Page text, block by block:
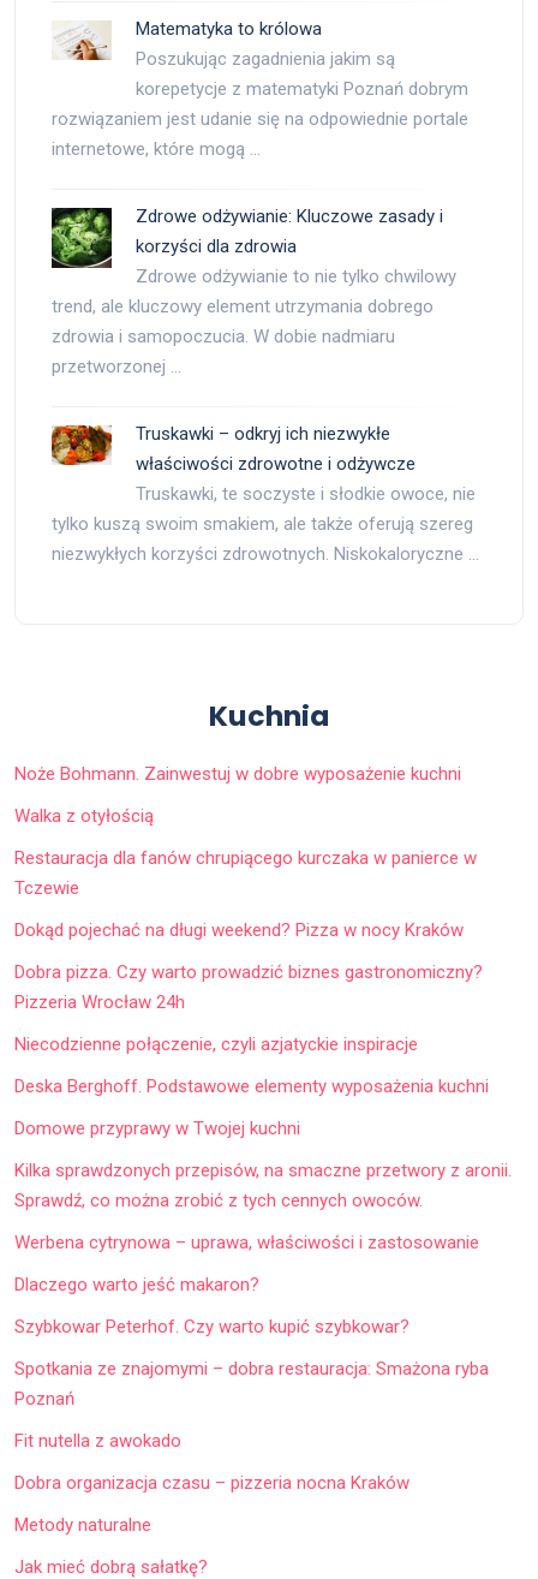
Matematyka to królowa
Poszukując zagadnienia jakim są
korepetycje z matematyki Poznań dobrym
rozwiązaniem jest udanie się na odpowiednie portale
internetowe, które mogą …
Zdrowe odżywianie: Kluczowe zasady i
korzyści dla zdrowia
Zdrowe odżywianie to nie tylko chwilowy
trend, ale kluczowy element utrzymania dobrego
zdrowia i samopoczucia. W dobie nadmiaru
przetworzonej …
Truskawki – odkryj ich niezwykłe
właściwości zdrowotne i odżywcze
Truskawki, te soczyste i słodkie owoce, nie
tylko kuszą swoim smakiem, ale także oferują szereg
niezwykłych korzyści zdrowotnych. Niskokaloryczne …
Kuchnia
Noże Bohmann. Zainwestuj w dobre wyposażenie kuchni
Walka z otyłością
Restauracja dla fanów chrupiącego kurczaka w panierce w
Tczewie
Dokąd pojechać na długi weekend? Pizza w nocy Kraków
Dobra pizza. Czy warto prowadzić biznes gastronomiczny?
Pizzeria Wrocław 24h
Niecodzienne połączenie, czyli azjatyckie inspiracje
Deska Berghoff. Podstawowe elementy wyposażenia kuchni
Domowe przyprawy w Twojej kuchni
Kilka sprawdzonych przepisów, na smaczne przetwory z aronii.
Sprawdź, co można zrobić z tych cennych owoców.
Werbena cytrynowa – uprawa, właściwości i zastosowanie
Dlaczego warto jeść makaron?
Szybkowar Peterhof. Czy warto kupić szybkowar?
Spotkania ze znajomymi – dobra restauracja: Smażona ryba
Poznań
Fit nutella z awokado
Dobra organizacja czasu – pizzeria nocna Kraków
Metody naturalne
Jak mieć dobrą sałatkę?